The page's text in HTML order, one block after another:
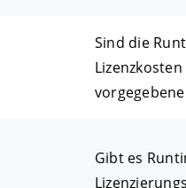
Sind die
Gibt es